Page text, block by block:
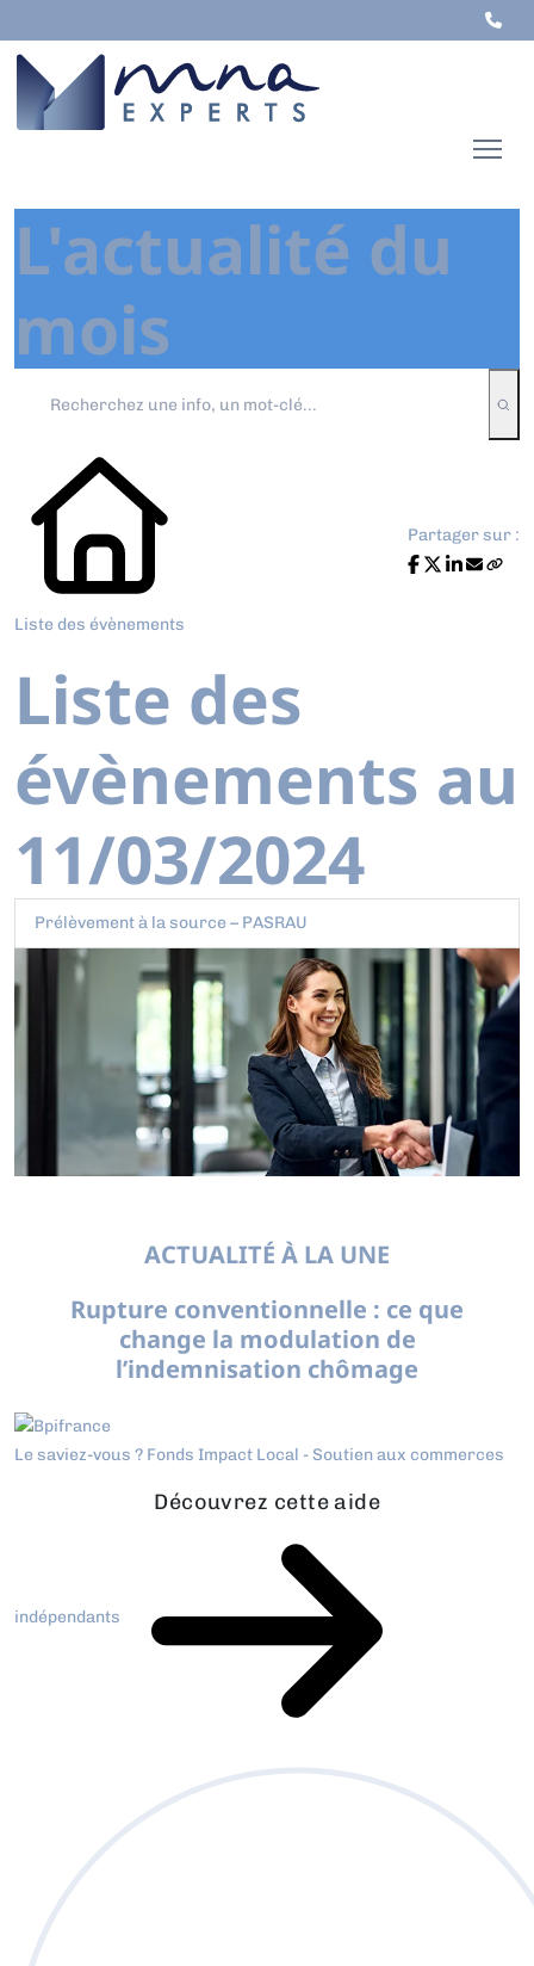
L'actualité du
mois
Liste des évènements
Partager sur :
Liste des
évènements au
11/03/2024
Prélèvement à la source – PASRAU
ACTUALITÉ À LA UNE
Rupture conventionnelle : ce que
change la modulation de
l’indemnisation chômage
Le saviez-vous ? Fonds Impact Local - Soutien aux commerces
indépendants
Découvrez cette aide